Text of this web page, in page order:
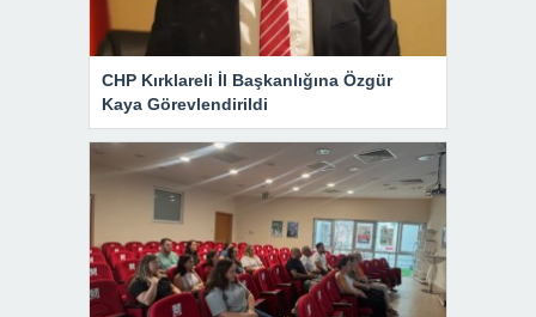
CHP Kırklareli İl Başkanlığına Özgür
Kaya Görevlendirildi